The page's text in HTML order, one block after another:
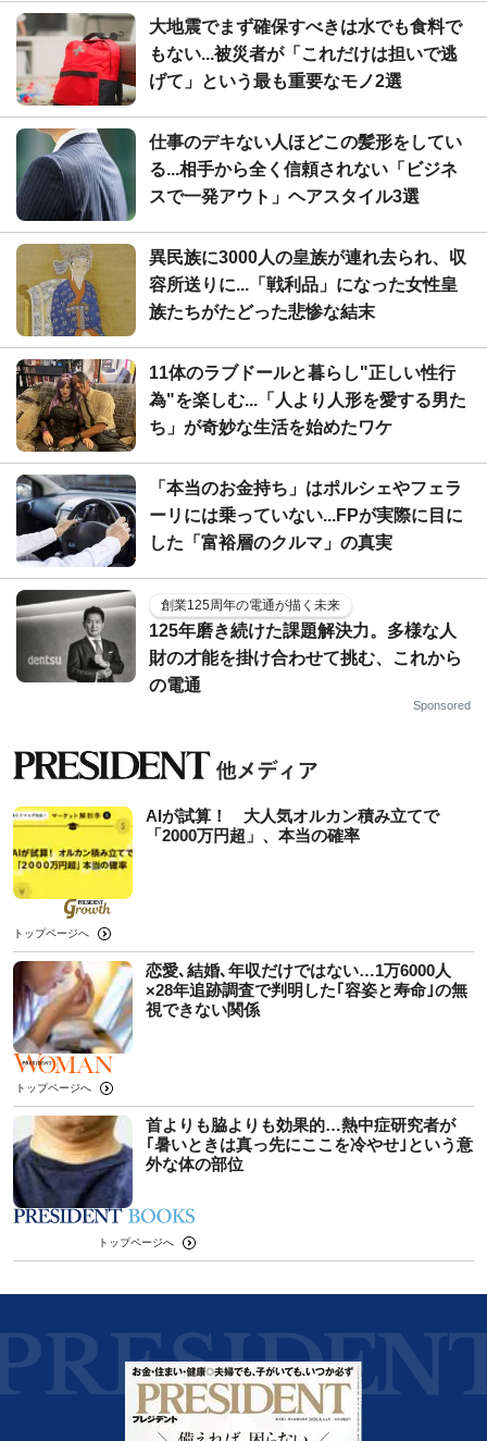
大地震でまず確保すべきは水でも食料で
もない...被災者が「これだけは担いで逃
げて」という最も重要なモノ2選
仕事のデキない人ほどこの髪形をしてい
る...相手から全く信頼されない「ビジネ
スで一発アウト」ヘアスタイル3選
異民族に3000人の皇族が連れ去られ、収
容所送りに...「戦利品」になった女性皇
族たちがたどった悲惨な結末
11体のラブドールと暮らし"正しい性行
為"を楽しむ...「人より人形を愛する男た
ち」が奇妙な生活を始めたワケ
「本当のお金持ち」はポルシェやフェラ
ーリには乗っていない...FPが実際に目に
した「富裕層のクルマ」の真実
創業125周年の電通が描く未来
125年磨き続けた課題解決力。多様な人
財の才能を掛け合わせて挑む、これから
の電通
Sponsored
AIが試算！ 大人気オルカン積み立てで
「2000万円超」、本当の確率
トップページへ
恋愛､結婚､年収だけではない…1万6000人
×28年追跡調査で判明した｢容姿と寿命｣の無
視できない関係
トップページへ
首よりも脇よりも効果的…熱中症研究者が
｢暑いときは真っ先にここを冷やせ｣という意
外な体の部位
トップページへ